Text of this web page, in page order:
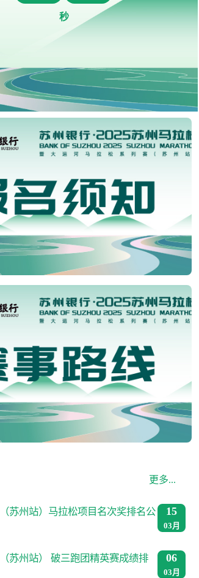
秒
更多...
苏州站）马拉松项目名次奖排名公
15
03月
苏州站） 破三跑团精英赛成绩排
06
03月